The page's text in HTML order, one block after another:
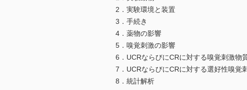
2．実験環境と装置
3．手続き
4．薬物の影響
5．嗅覚刺激の影響
6．UCRならびにCRに対する嗅覚刺激物
7．UCRならびにCRに対する選好性嗅覚
8．統計解析